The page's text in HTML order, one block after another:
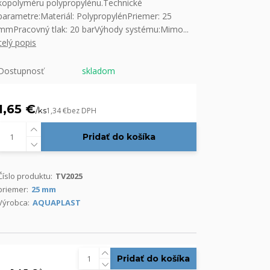
polypropylénu.Technické
PolypropylénPriemer: 25
tlak: 20 barVýhody systému:Mimo...
popis
skladom
€/ks1,34 €bez DPH
Pridať do košíka
produktu: TV2025
25 mm
AQUAPLAST
Pridať do košíka